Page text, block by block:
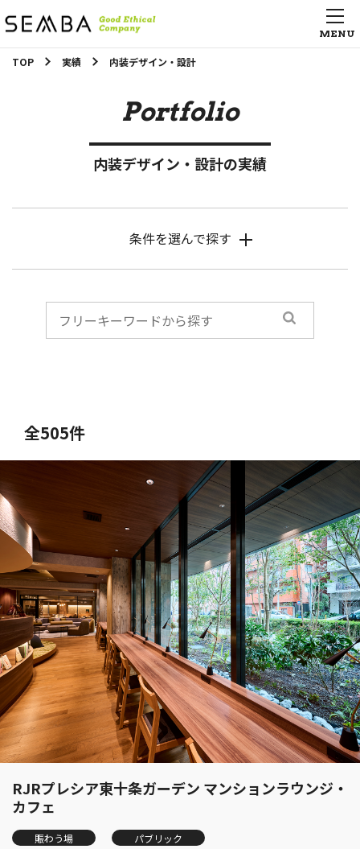
TOP 実績 内装デザイン・設計
Portfolio
内装デザイン・設計の実績
条件を選んで探す
全505件
RJRプレシア東十条ガーデン マンションラウンジ・
カフェ
賑わう場 パブリック